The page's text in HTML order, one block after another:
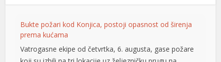
Bukte požari kod Konjica, postoji opasnost od širenja
prema kućama
Vatrogasne ekipe od četvrtka, 6. augusta, gase požare